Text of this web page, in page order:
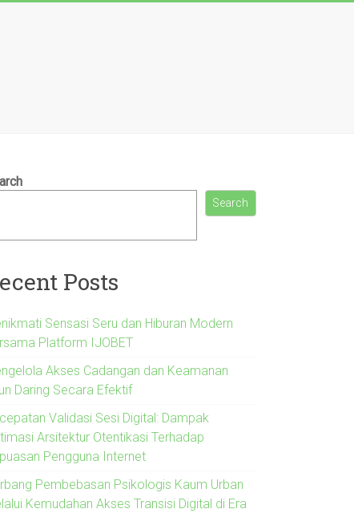
Search
Posts
Sensasi Seru dan Hiburan Modern
Platform IJOBET
Akses Cadangan dan Keamanan
Daring Secara Efektif
Validasi Sesi Digital: Dampak
Arsitektur Otentikasi Terhadap
Pengguna Internet
Pembebasan Psikologis Kaum Urban
Kemudahan Akses Transisi Digital di Era